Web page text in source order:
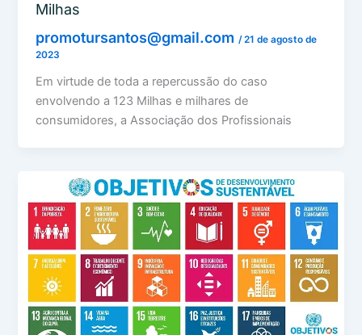
Milhas
promotursantos@gmail.com /21 de agosto de
2023
Em virtude de toda a repercussão do caso
envolvendo a 123 Milhas e milhares de
consumidores, a Associação dos Profissionais